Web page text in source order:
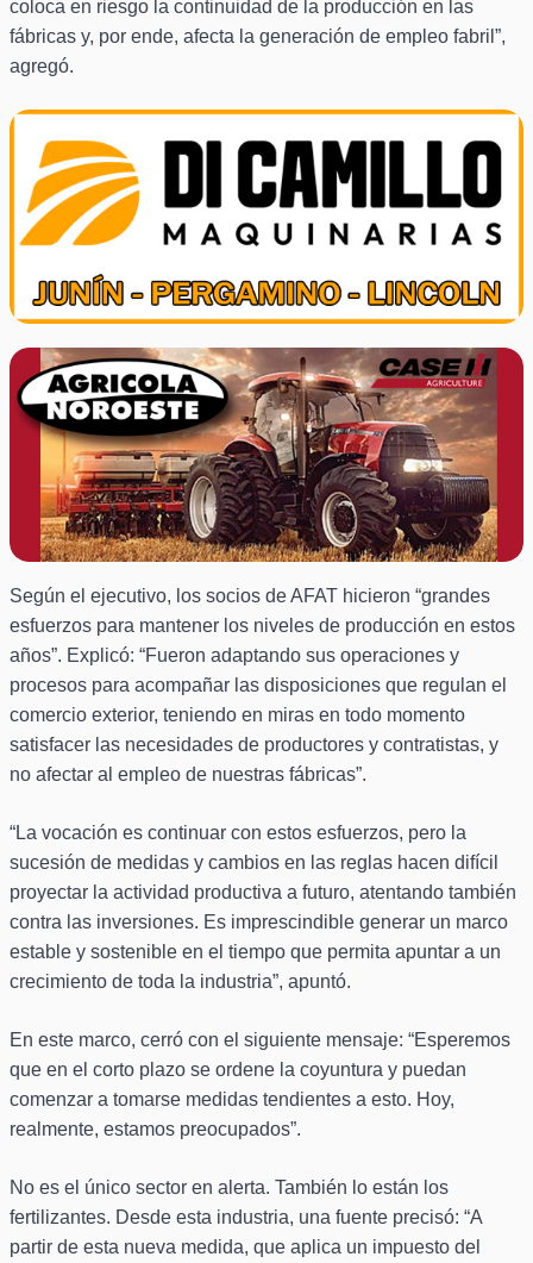
coloca en riesgo la continuidad de la producción en las
fábricas y, por ende, afecta la generación de empleo fabril”,
agregó.
Según el ejecutivo, los socios de AFAT hicieron “grandes
esfuerzos para mantener los niveles de producción en estos
años”. Explicó: “Fueron adaptando sus operaciones y
procesos para acompañar las disposiciones que regulan el
comercio exterior, teniendo en miras en todo momento
satisfacer las necesidades de productores y contratistas, y
no afectar al empleo de nuestras fábricas”.
“La vocación es continuar con estos esfuerzos, pero la
sucesión de medidas y cambios en las reglas hacen difícil
proyectar la actividad productiva a futuro, atentando también
contra las inversiones. Es imprescindible generar un marco
estable y sostenible en el tiempo que permita apuntar a un
crecimiento de toda la industria”, apuntó.
En este marco, cerró con el siguiente mensaje: “Esperemos
que en el corto plazo se ordene la coyuntura y puedan
comenzar a tomarse medidas tendientes a esto. Hoy,
realmente, estamos preocupados”.
No es el único sector en alerta. También lo están los
fertilizantes. Desde esta industria, una fuente precisó: “A
partir de esta nueva medida, que aplica un impuesto del